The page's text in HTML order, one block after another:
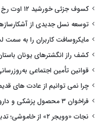
کسوف جزئی خورشید ۱۲ اوت رخ می‌دهد
توسعه نسل جدیدی از
مایکروسافت کاربران را به
کشف راز انگشترهای یونان
قوانین تأمین اجتماعی
چرا نمی توانیم از عادت های
فراخوان ۳ محصول پزشکی و دارویی به دلیل خطرهای کیفی و ایمنی
نجات «وویجر ۲» از خاموشی؛ تدبیر ناسا برای حفظ کاوشگر ۴۸ ساله